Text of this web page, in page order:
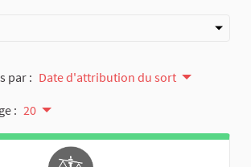
par : Date d'attribution du sort
: 20